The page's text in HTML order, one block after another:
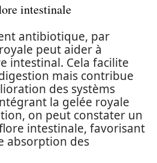
intestinale
antibiotique, par
peut aider à
intestinal. Cela facilite
mais contribue
des systèms
la gelée royale
on peut constater un
intestinale, favorisant
absorption des